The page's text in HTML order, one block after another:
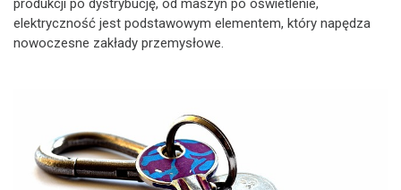
produkcji po dystrybucję, od maszyn po oświetlenie,
elektryczność jest podstawowym elementem, który napędza
nowoczesne zakłady przemysłowe.